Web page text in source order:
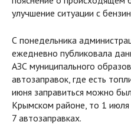
улучшение ситуации с
С понедельника
ежедневно публиковала
АЗС муниципального
автозаправок, где есть
июня заправиться можно
Крымском районе, то 1
7 автозаправках.